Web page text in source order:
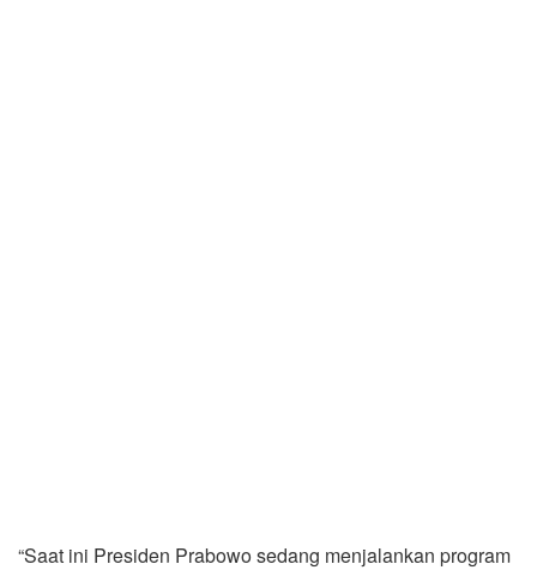
“Saat ini Presiden Prabowo sedang menjalankan program